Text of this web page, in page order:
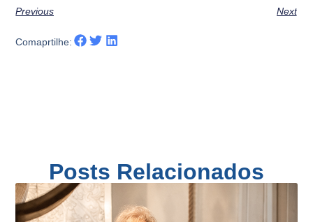
Previous Next
Comaprtilhe:
Posts Relacionados